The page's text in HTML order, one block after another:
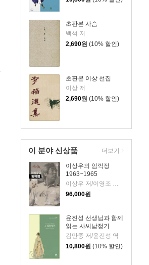
초판본 사슴
백석 저
2,690원 (10% 할인)
초판본 이상 선집
이상 저
2,690원 (10% 할인)
이 분야 신상품
이상우의 임꺽정
1963~1965
이상우 저/이영조 그림
96,000원
윤진성 선생님과 함께
읽는 사씨남정기
김만중 저/윤진성 역
10,800원 (10% 할인)
더보기